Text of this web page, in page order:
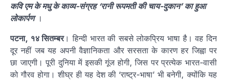
कवि एम के मधु के काव्य-संग्रह ‘रानी रूपमती की चाय-दुकान’ का हुआ
लोकार्पण।
पटना, १४ सितम्बर। हिन्दी भारत की सबसे लोकप्रिय भाषा है। वह दिन
दूर नहीं जब यह अपनी वैज्ञानिकता और सरसता के कारण हर जिह्वा पर
छा जाएगी। पूरी दुनिया में इसकी गूंज होगी, जिस पर प्रत्येक भारत-वासी
को गौरव होगा। शीघ्र ही यह देश की ‘राष्ट्र-भाषा’ भी बनेगी, क्योंकि यह